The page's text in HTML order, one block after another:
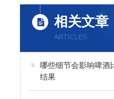
相关文章
ARTICLES
哪些细节会影响啤酒
结果